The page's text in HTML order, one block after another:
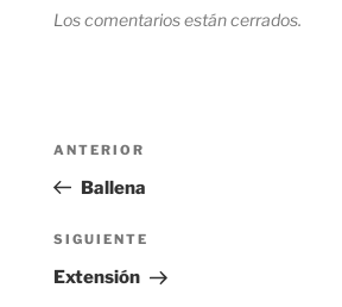
Los comentarios están cerrados.
entradas
Entrada
anterior:
ANTERIOR
Ballena
Siguiente
entrada
SIGUIENTE
Extensión